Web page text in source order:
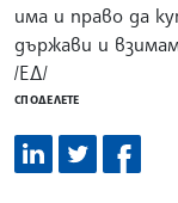
има и право да
държави и
/ЕД/
СПОДЕЛЕТЕ